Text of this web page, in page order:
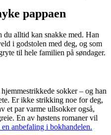
pappaen
du alltid kan snakke med. Han
i godstolen med deg, og som
til hele familien på søndager.
sokker – og han
Er ikke strikking noe for deg,
et par varme ullsokker også,
En av høstens romaner vil
anbefaling i bokhandelen.